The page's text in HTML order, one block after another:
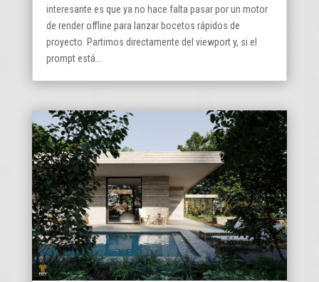
interesante es que ya no hace falta pasar por un motor
de render offline para lanzar bocetos rápidos de
proyecto. Partimos directamente del viewport y, si el
prompt está...